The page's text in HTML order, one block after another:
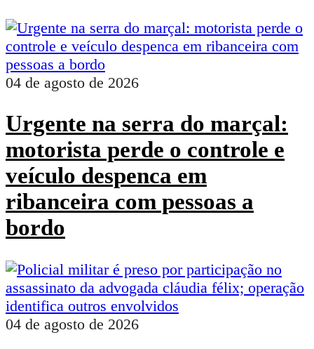
04 de agosto de 2026
Urgente na serra do marçal:
motorista perde o controle e
veículo despenca em
ribanceira com pessoas a
bordo
04 de agosto de 2026